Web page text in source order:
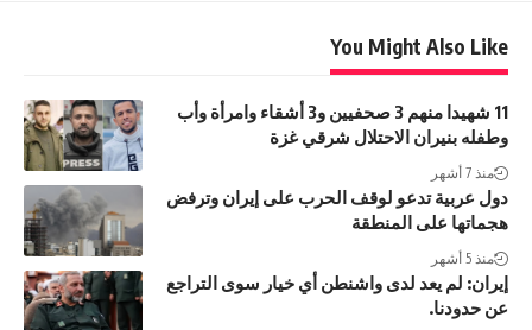
You Might Also Like
11 شهيدا منهم 3 صحفيين و3 أشقاء وامرأة وأب
وطفله بنيران الاحتلال شرقي غزة
منذ 7 أشهر
دول عربية تدعو لوقف الحرب على إيران وترفض
هجماتها على المنطقة
منذ 5 أشهر
إيران: لم يعد لدى واشنطن أي خيار سوى التراجع
عن حدودنا.